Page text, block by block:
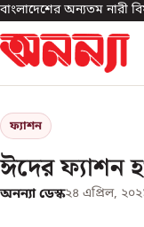
বাংলাদেশের অন্যতম নারী
ফ্যাশন
ঈদের ফ্যাশন
অনন্যা ডেস্ক২৪ এপ্রিল,